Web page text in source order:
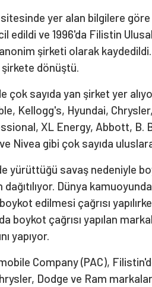
yer alan bilgilere göre
edildi ve 1996'da Filistin
şirketi olarak kaydedildi.
şirkete dönüştü.
çok sayıda yan şirket yer
Kellogg's, Hyundai,
XL Energy, Abbott, B.
Nivea gibi çok sayıda
yürüttüğü savaş nedeniyle
dağıtılıyor. Dünya
edilmesi çağrısı
boykot çağrısı yapılan
yapıyor.
Company (PAC),
Dodge ve Ram